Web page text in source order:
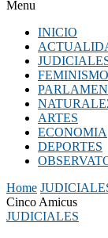
Menu
INICIO
ARTES
ECONOMIA
DEPORTES
Home
Cinco Amicus
JUDICIALES